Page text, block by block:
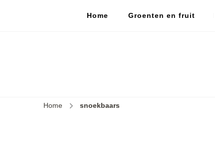
Home Groenten en fruit
Home snoekbaars